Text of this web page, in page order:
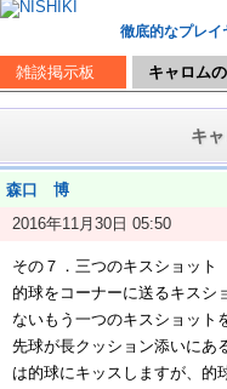
徹底的なプレ
雑談掲示板 キャロム
キ
森口 博
2016年11月30日 05:50
その７．三つのキスショット
的球をコーナーに送るキスシ
ないもう一つのキスショット
先球が長クッション添いにあ
は的球にキッスしますが、的